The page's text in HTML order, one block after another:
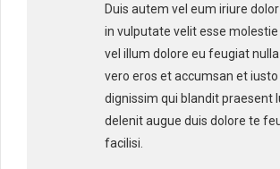
Duis autem vel eum iriure
in vulputate velit esse
vel illum dolore eu feugiat
vero eros et accumsan et iusto
dignissim qui blandit praesent
delenit augue duis dolore te
facilisi.